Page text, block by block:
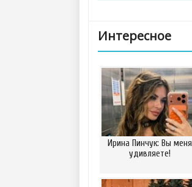
Интересное
Ирина Пинчук: Вы меня
удивляете!